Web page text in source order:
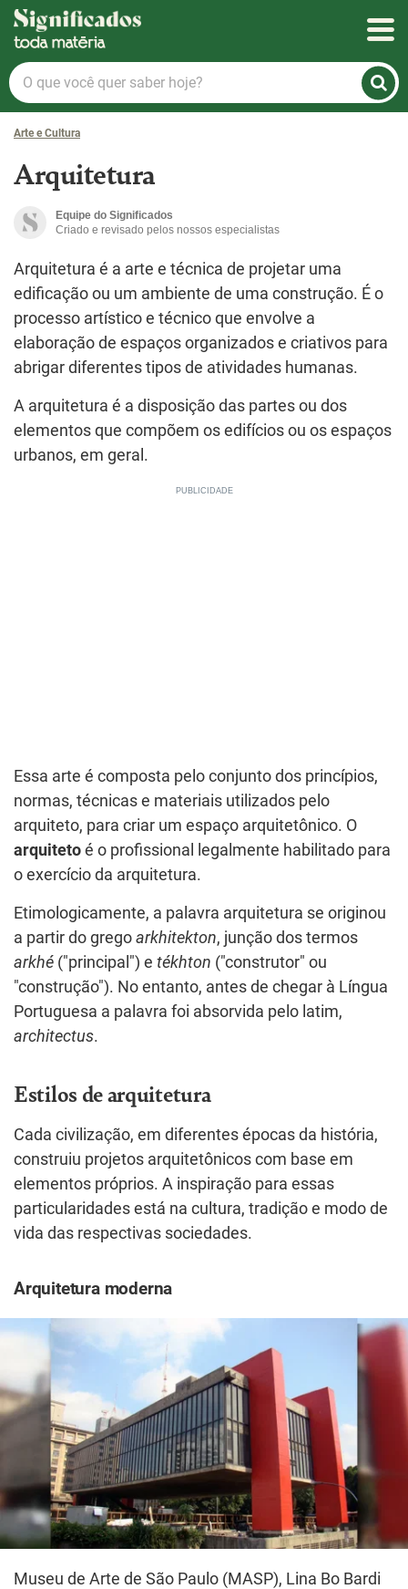
Significados
O
que
você
quer
hoje?
Arte e Cultura
Arquitetura
Equipe do Significados
Criado e revisado pelos nossos especialistas
Arquitetura é a arte e técnica de projetar uma
edificação ou um ambiente de uma construção. É o
processo artístico e técnico que envolve a
elaboração de espaços organizados e criativos para
abrigar diferentes tipos de atividades humanas.
A arquitetura é a disposição das partes ou dos
elementos que compõem os edifícios ou os espaços
urbanos, em geral.
Essa arte é composta pelo conjunto dos princípios,
normas, técnicas e materiais utilizados pelo
arquiteto, para criar um espaço arquitetônico. O
arquiteto é o profissional legalmente habilitado para
o exercício da arquitetura.
Etimologicamente, a palavra arquitetura se originou
a partir do grego arkhitekton, junção dos termos
arkhé ("principal") e tékhton ("construtor" ou
"construção"). No entanto, antes de chegar à Língua
Portuguesa a palavra foi absorvida pelo latim,
architectus.
Estilos de arquitetura
Cada civilização, em diferentes épocas da história,
construiu projetos arquitetônicos com base em
elementos próprios. A inspiração para essas
particularidades está na cultura, tradição e modo de
vida das respectivas sociedades.
Arquitetura moderna
Museu de Arte de São Paulo (MASP), Lina Bo Bardi